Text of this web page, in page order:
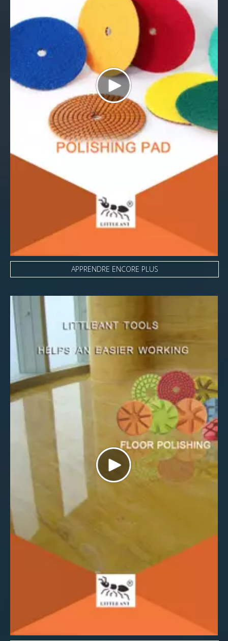
APPRENDRE ENCORE PLUS